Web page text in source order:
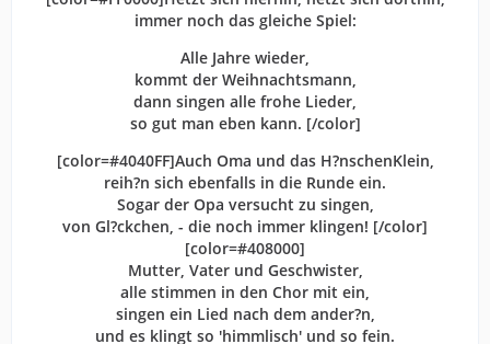
immer noch das gleiche Spiel:
Alle Jahre wieder,
kommt der Weihnachtsmann,
dann singen alle frohe Lieder,
so gut man eben kann. [/color]
[color=#4040FF]Auch Oma und das H?nschenKlein,
reih?n sich ebenfalls in die Runde ein.
Sogar der Opa versucht zu singen,
von Gl?ckchen, - die noch immer klingen! [/color]
[color=#408000]
Mutter, Vater und Geschwister,
alle stimmen in den Chor mit ein,
singen ein Lied nach dem ander?n,
und es klingt so 'himmlisch' und so fein.